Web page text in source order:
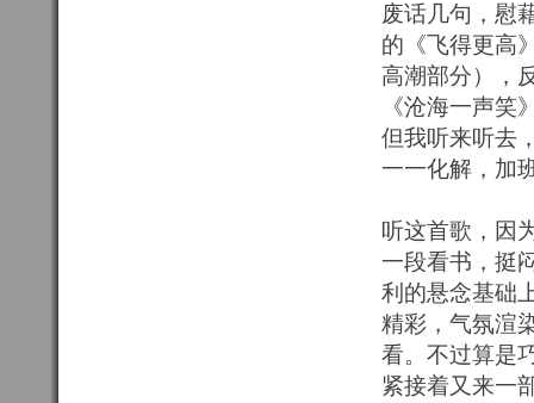
废话几句，慰
的《飞得更高
高潮部分），
《沧海一声
但我听来听去
一一化解，加
听这首歌，因
一段看书，挺
利的悬念基础
精彩，气氛渲
看。不过算是
紧接着又来一